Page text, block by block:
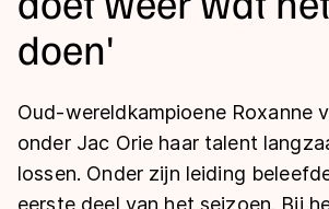
Marathon
Inlineskaten
Uitslagen
Langebaan
Shorttrack
Marathon
Tijden & historie
Ranglijsten Langebaan
doen'
Oud-wereldkampioene Roxanne
onder Jac Orie haar talent
lossen. Onder zijn leiding
eerste deel van het seizoen. Bij